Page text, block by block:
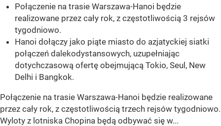
Połączenie na trasie Warszawa-Hanoi będzie
realizowane przez cały rok, z częstotliwością 3 rejsów
tygodniowo.
Hanoi dołączy jako piąte miasto do azjatyckiej siatki
połączeń dalekodystansowych, uzupełniając
dotychczasową ofertę obejmującą Tokio, Seul, New
Delhi i Bangkok.
Połączenie na trasie Warszawa-Hanoi będzie realizowane
przez cały rok, z częstotliwością trzech rejsów tygodniowo.
Wyloty z lotniska Chopina będą odbywać się w...